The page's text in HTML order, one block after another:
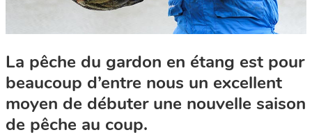
La pêche du gardon en étang est pour
beaucoup d’entre nous un excellent
moyen de débuter une nouvelle saison
de pêche au coup.